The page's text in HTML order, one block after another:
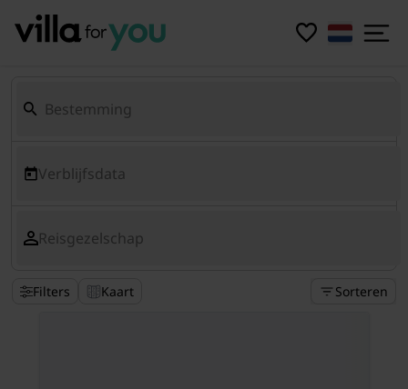
Verblijfsdata
Reisgezelschap
Filters Kaart Sorteren